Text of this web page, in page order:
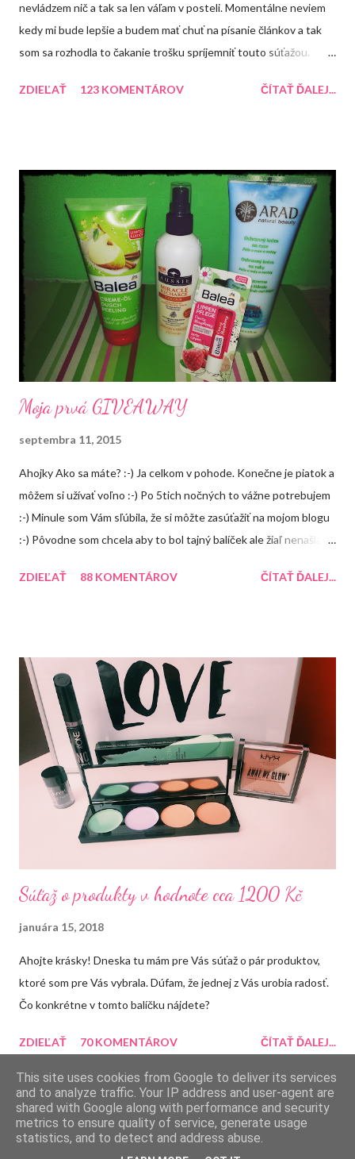
nevládzem nič a tak sa len váľam v posteli. Momentálne neviem
kedy mi bude lepšie a budem mať chuť na písanie článkov a tak
som sa rozhodla to čakanie trošku spríjemniť touto súťažou.
naplno venovať blogu. Do konca roka mám pre Vás pripravené
ZDIEĽAŤ 123 KOMENTÁROV ČÍTAŤ ĎALEJ...
Moja prvá GIVEAWAY
septembra 11, 2015
Ahojky Ako sa máte? :-) Ja celkom v pohode. Konečne je piatok a
môžem si užívať voľno :-) Po 5tich nočných to vážne potrebujem
:-) Minule som Vám sľúbila, že si môžte zasúťažiť na mojom blogu
:-) Pôvodne som chcela aby to bol tajný balíček ale žiaľ nenašla
bude obsahovať ale čoskoro vymyslím na FB alebo instagrame
Recenzia 4. Balea malinový balzám na pery
ZDIEĽAŤ 88 KOMENTÁROV ČÍTAŤ ĎALEJ...
Súťaž o produkty v hodnote cca 1200 Kč
januára 15, 2018
Ahojte krásky! Dneska tu mám pre Vás súťaž o pár produktov,
ktoré som pre Vás vybrala. Dúfam, že jednej z Vás urobia radosť.
Čo konkrétne v tomto balíčku nájdete?
ZDIEĽAŤ 70 KOMENTÁROV ČÍTAŤ ĎALEJ...
Používa službu Blogger
This site uses cookies from Google to deliver its services
and to analyze traffic. Your IP address and user-agent are
shared with Google along with performance and security
metrics to ensure quality of service, generate usage
statistics, and to detect and address abuse.